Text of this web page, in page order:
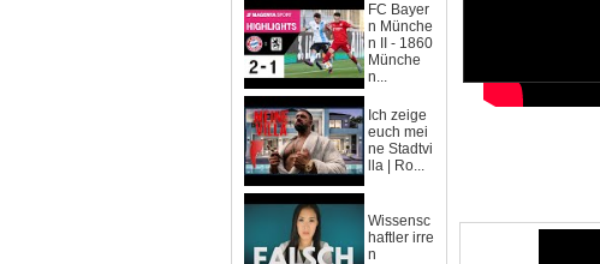
FC Bayer
n Münche
n II - 1860
Münche
n...
Ich zeige
euch mei
ne Stadtvi
lla | Ro...
Wissensc
haftler irre
n